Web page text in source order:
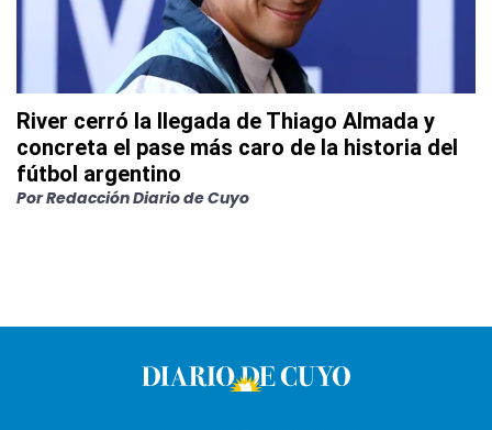
River cerró la llegada de Thiago Almada y
concreta el pase más caro de la historia del
fútbol argentino
PorRedacción Diario de Cuyo